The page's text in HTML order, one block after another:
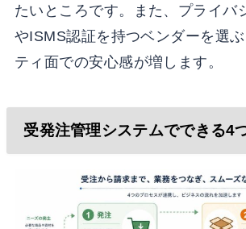
たいところです。また、プライバ
やISMS認証を持つベンダーを選
ティ面での安心感が増します。
受発注管理システムでできる4